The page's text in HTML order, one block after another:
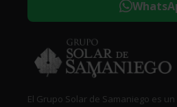
El Grupo Solar de Samaniego es